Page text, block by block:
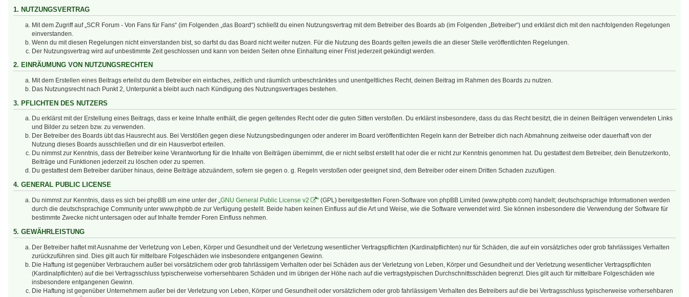
1. NUTZUNGSVERTRAG
Mit dem Zugriff auf „SCR Forum - Von Fans für Fans“ (im Folgenden „das Board“) schließt du einen Nutzungsvertrag mit dem Betreiber des Boards ab (im Folgenden „Betreiber“) und erklärst dich mit den nachfolgenden Regelungen
einverstanden.
Wenn du mit diesen Regelungen nicht einverstanden bist, so darfst du das Board nicht weiter nutzen. Für die Nutzung des Boards gelten jeweils die an dieser Stelle veröffentlichten Regelungen.
Der Nutzungsvertrag wird auf unbestimmte Zeit geschlossen und kann von beiden Seiten ohne Einhaltung einer Frist jederzeit gekündigt werden.
2. EINRÄUMUNG VON NUTZUNGSRECHTEN
Mit dem Erstellen eines Beitrags erteilst du dem Betreiber ein einfaches, zeitlich und räumlich unbeschränktes und unentgeltliches Recht, deinen Beitrag im Rahmen des Boards zu nutzen.
Das Nutzungsrecht nach Punkt 2, Unterpunkt a bleibt auch nach Kündigung des Nutzungsvertrages bestehen.
3. PFLICHTEN DES NUTZERS
Du erklärst mit der Erstellung eines Beitrags, dass er keine Inhalte enthält, die gegen geltendes Recht oder die guten Sitten verstoßen. Du erklärst insbesondere, dass du das Recht besitzt, die in deinen Beiträgen verwendeten Links
und Bilder zu setzen bzw. zu verwenden.
Der Betreiber des Boards übt das Hausrecht aus. Bei Verstößen gegen diese Nutzungsbedingungen oder anderer im Board veröffentlichten Regeln kann der Betreiber dich nach Abmahnung zeitweise oder dauerhaft von der
Nutzung dieses Boards ausschließen und dir ein Hausverbot erteilen.
Du nimmst zur Kenntnis, dass der Betreiber keine Verantwortung für die Inhalte von Beiträgen übernimmt, die er nicht selbst erstellt hat oder die er nicht zur Kenntnis genommen hat. Du gestattest dem Betreiber, dein Benutzerkonto,
Beiträge und Funktionen jederzeit zu löschen oder zu sperren.
Du gestattest dem Betreiber darüber hinaus, deine Beiträge abzuändern, sofern sie gegen o. g. Regeln verstoßen oder geeignet sind, dem Betreiber oder einem Dritten Schaden zuzufügen.
4. GENERAL PUBLIC LICENSE
Du nimmst zur Kenntnis, dass es sich bei phpBB um eine unter der „GNU General Public License v2
“ (GPL) bereitgestellten Foren-Software von phpBB Limited (www.phpbb.com) handelt; deutschsprachige Informationen werden
durch die deutschsprachige Community unter www.phpbb.de zur Verfügung gestellt. Beide haben keinen Einfluss auf die Art und Weise, wie die Software verwendet wird. Sie können insbesondere die Verwendung der Software für
bestimmte Zwecke nicht untersagen oder auf Inhalte fremder Foren Einfluss nehmen.
5. GEWÄHRLEISTUNG
Der Betreiber haftet mit Ausnahme der Verletzung von Leben, Körper und Gesundheit und der Verletzung wesentlicher Vertragspflichten (Kardinalpflichten) nur für Schäden, die auf ein vorsätzliches oder grob fahrlässiges Verhalten
zurückzuführen sind. Dies gilt auch für mittelbare Folgeschäden wie insbesondere entgangenen Gewinn.
Die Haftung ist gegenüber Verbrauchern außer bei vorsätzlichem oder grob fahrlässigem Verhalten oder bei Schäden aus der Verletzung von Leben, Körper und Gesundheit und der Verletzung wesentlicher Vertragspflichten
(Kardinalpflichten) auf die bei Vertragsschluss typischerweise vorhersehbaren Schäden und im übrigen der Höhe nach auf die vertragstypischen Durchschnittsschäden begrenzt. Dies gilt auch für mittelbare Folgeschäden wie
insbesondere entgangenen Gewinn.
Die Haftung ist gegenüber Unternehmern außer bei der Verletzung von Leben, Körper und Gesundheit oder vorsätzlichem oder grob fahrlässigem Verhalten des Betreibers auf die bei Vertragsschluss typischerweise vorhersehbaren